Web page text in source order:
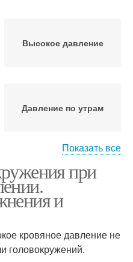
Высокое давление
Давление по утрам
гипертензия
Пониженное давление
Показать все
при
и
кровяное давление не
головокружений.